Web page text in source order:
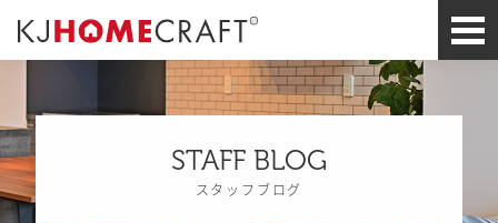
STAFF BLOG
スタッフブログ